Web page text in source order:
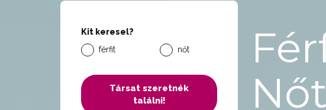
Kit keresel?
férfit
nőt
Társat szeretnék
találni!
Nőt